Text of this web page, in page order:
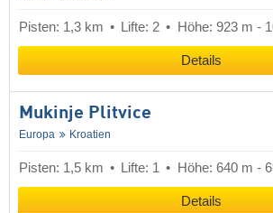
Pisten: 1,3 km Lifte: 2 Höhe: 923 m -
Details
Mukinje Plitvice
Europa Kroatien
Pisten: 1,5 km Lifte: 1 Höhe: 640 m -
Details